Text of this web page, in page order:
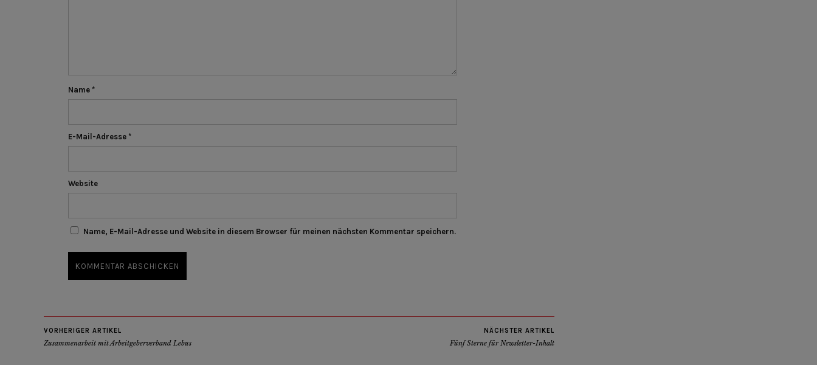
Name *
E-Mail-Adresse *
Website
Name, E-Mail-Adresse und Website in diesem Browser für meinen nächsten Kommentar speichern.
VORHERIGER ARTIKEL
Zusammenarbeit mit Arbeitgeberverband Lebus
NÄCHSTER ARTIKEL
Fünf Sterne für Newsletter-Inhalt